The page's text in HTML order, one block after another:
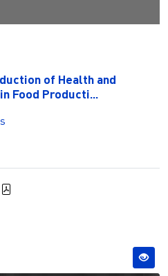
of Health and
Food Producti...